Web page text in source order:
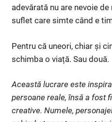
adevărată nu are nevoie
suflet care simte când e
Pentru că uneori, chiar și
schimba o viață. Sau două.
Această lucrare este
persoane reale, însă a fost
creative. Numele,